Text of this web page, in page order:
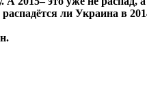
ли Украина в